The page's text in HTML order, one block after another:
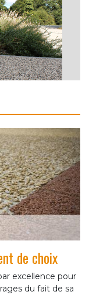
de choix
excellence pour
du fait de sa